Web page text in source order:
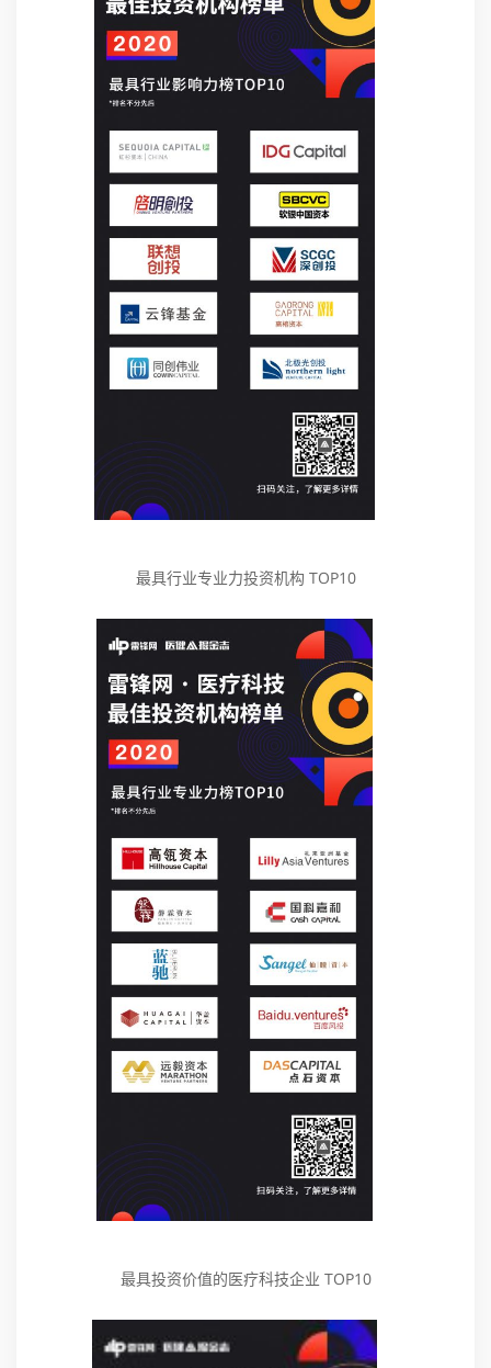
最具行业专业力投资机构 TOP10
最具投资价值的医疗科技企业 TOP10